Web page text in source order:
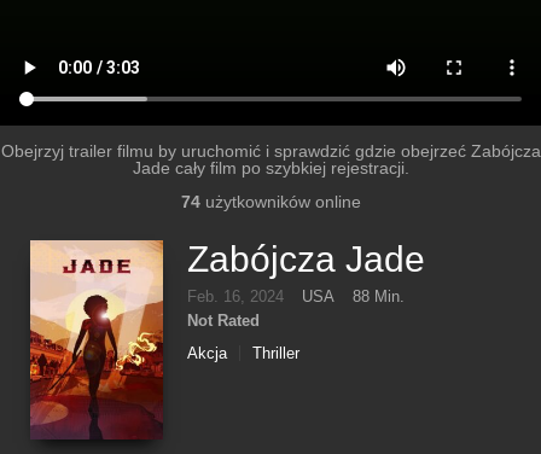
Obejrzyj trailer filmu by uruchomić i sprawdzić gdzie obejrzeć Zabójcza
Jade cały film po szybkiej rejestracji.
74użytkowników online
Zabójcza Jade
Feb. 16, 2024 USA
88 Min.
Not Rated
Akcja
Thriller